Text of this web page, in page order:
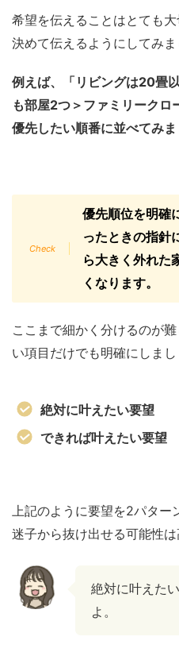
希望を伝えることはとても
決めて伝えるようにしてみま
例えば、「リビングは20畳
も部屋2つ＞ファミリークロ
優先したい順番に並べてみま
優先順位を明確
ったときの指針
ら大きく外れた
くなります。
ここまで細かく分けるのが
い項目だけでも明確にしまし
絶対に叶えたい要望
できれば叶えたい要望
上記のように要望を2パター
迷子から抜け出せる可能性は
絶対に叶えた
よ。